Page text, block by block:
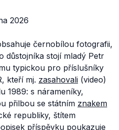
2026
černobílou fotografii,
důstojníka stojí mladý Petr
typickou pro příslušníky
kteří mj. zasahovali (video)
1989: s nárameníky,
přilbou se státním znakem
republiky, štítem
příspěvku poukazuje